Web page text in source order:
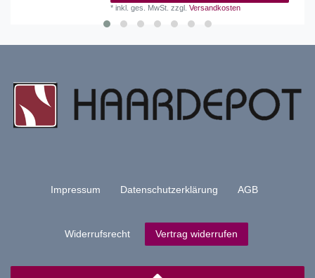
*inkl. ges. MwSt. zzgl.Versandkosten
Impressum Daten­schutz­erklärung AGB
Widerrufs­recht Vertrag widerrufen